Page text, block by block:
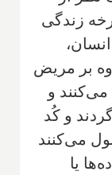
زندگی
بر مریض
می‌کنند و
و کُد
می‌کنند
یا